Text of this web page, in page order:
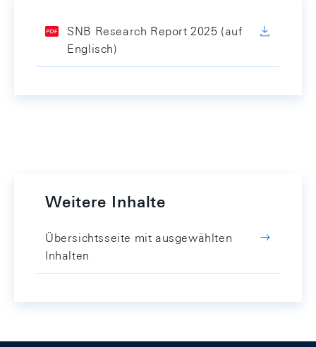
SNB Research Report 2025 (auf
Englisch)
Weitere Inhalte
Übersichtsseite mit ausgewählten
Inhalten